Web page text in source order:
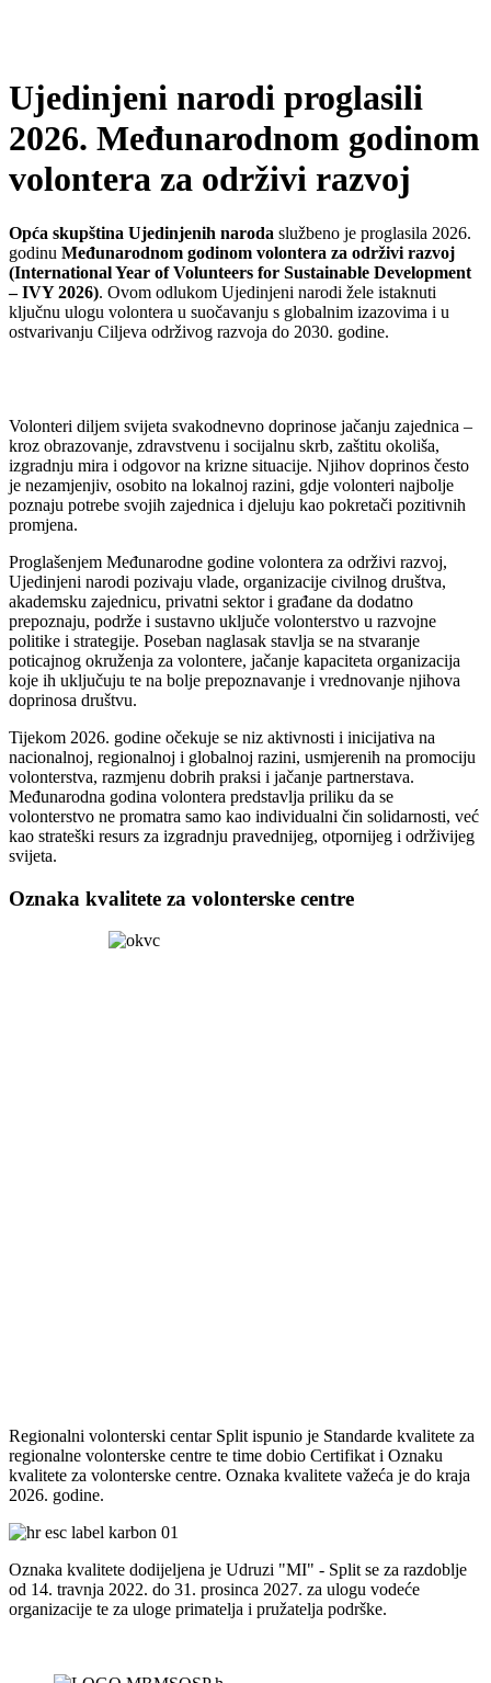
Ujedinjeni narodi proglasili
2026. Međunarodnom godinom
volontera za održivi razvoj
Opća skupština Ujedinjenih naroda službeno je proglasila 2026.
godinu Međunarodnom godinom volontera za održivi razvoj
(International Year of Volunteers for Sustainable Development
– IVY 2026). Ovom odlukom Ujedinjeni narodi žele istaknuti
ključnu ulogu volontera u suočavanju s globalnim izazovima i u
ostvarivanju Ciljeva održivog razvoja do 2030. godine.
Volonteri diljem svijeta svakodnevno doprinose jačanju zajednica –
kroz obrazovanje, zdravstvenu i socijalnu skrb, zaštitu okoliša,
izgradnju mira i odgovor na krizne situacije. Njihov doprinos često
je nezamjenjiv, osobito na lokalnoj razini, gdje volonteri najbolje
poznaju potrebe svojih zajednica i djeluju kao pokretači pozitivnih
promjena.
Proglašenjem Međunarodne godine volontera za održivi razvoj,
Ujedinjeni narodi pozivaju vlade, organizacije civilnog društva,
akademsku zajednicu, privatni sektor i građane da dodatno
prepoznaju, podrže i sustavno uključe volonterstvo u razvojne
politike i strategije. Poseban naglasak stavlja se na stvaranje
poticajnog okruženja za volontere, jačanje kapaciteta organizacija
koje ih uključuju te na bolje prepoznavanje i vrednovanje njihova
doprinosa društvu.
Tijekom 2026. godine očekuje se niz aktivnosti i inicijativa na
nacionalnoj, regionalnoj i globalnoj razini, usmjerenih na promociju
volonterstva, razmjenu dobrih praksi i jačanje partnerstava.
Međunarodna godina volontera predstavlja priliku da se
volonterstvo ne promatra samo kao individualni čin solidarnosti, već
kao strateški resurs za izgradnju pravednijeg, otpornijeg i održivijeg
svijeta.
Oznaka kvalitete za volonterske centre
Regionalni volonterski centar Split ispunio je Standarde kvalitete za
regionalne volonterske centre te time dobio Certifikat i Oznaku
kvalitete za volonterske centre. Oznaka kvalitete važeća je do kraja
2026. godine.
Oznaka kvalitete dodijeljena je Udruzi "MI" - Split se za razdoblje
od 14. travnja 2022. do 31. prosinca 2027. za ulogu vodeće
organizacije te za uloge primatelja i pružatelja podrške.